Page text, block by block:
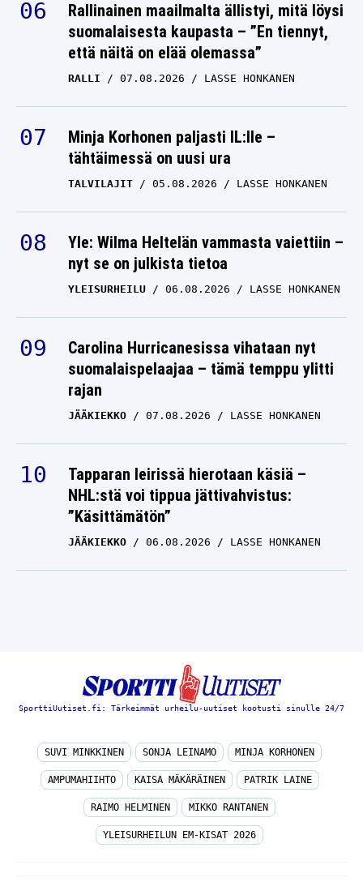
Rallinainen maailmalta ällistyi, mitä löysi
suomalaisesta kaupasta – ”En tiennyt,
että näitä on elää olemassa”
RALLI 07.08.2026 LASSE HONKANEN
Minja Korhonen paljasti IL:lle –
tähtäimessä on uusi ura
TALVILAJIT 05.08.2026 LASSE HONKANEN
Yle: Wilma Heltelän vammasta vaiettiin –
nyt se on julkista tietoa
YLEISURHEILU 06.08.2026 LASSE HONKANEN
Carolina Hurricanesissa vihataan nyt
suomalaispelaajaa – tämä temppu ylitti
rajan
JÄÄKIEKKO 07.08.2026 LASSE HONKANEN
Tapparan leirissä hierotaan käsiä –
NHL:stä voi tippua jättivahvistus:
”Käsittämätön”
JÄÄKIEKKO 06.08.2026 LASSE HONKANEN
SporttiUutiset.fi: Tärkeimmät urheilu-uutiset kootusti sinulle 24/7
SUVI MINKKINEN SONJA LEINAMO MINJA KORHONEN
AMPUMAHIIHTO KAISA MÄKÄRÄINEN PATRIK LAINE
RAIMO HELMINEN MIKKO RANTANEN
YLEISURHEILUN EM-KISAT 2026